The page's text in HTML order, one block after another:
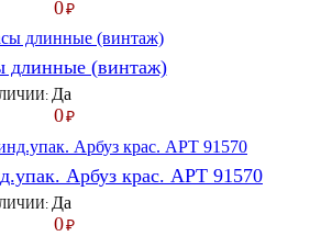
0₽
длинные (винтаж)
Да
0₽
Арбуз крас. АРТ 91570
Да
0₽